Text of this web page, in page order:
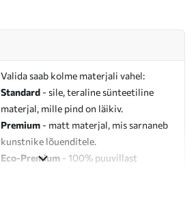
Valida saab kolme materjali vahel:
Standard - sile, teraline sünteetiline
materjal, mille pind on läikiv.
Premium - matt materjal, mis sarnaneb
kunstnike lõuenditele.
Eco-Premium - 100% puuvillast